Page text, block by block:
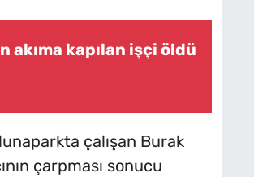
akıma kapılan işçi öldü
çalışan Burak
çarpması sonucu